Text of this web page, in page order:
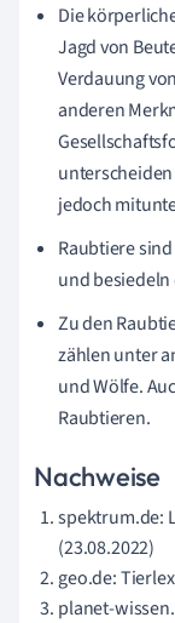
Die
Jagd von
Verdauung
anderen
jedoch
Raubtiere
und
Zu den
zählen unter
und Wölfe.
Raubtieren.
Nachweise
spektrum.de:
(23.08.2022)
geo.de:
planet-